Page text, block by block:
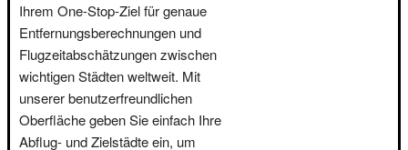
Ihrem One-Stop-Ziel für genaue
Entfernungsberechnungen und
Flugzeitabschätzungen zwischen
wichtigen Städten weltweit. Mit
unserer benutzerfreundlichen
Oberfläche geben Sie einfach Ihre
Abflug- und Zielstädte ein, um